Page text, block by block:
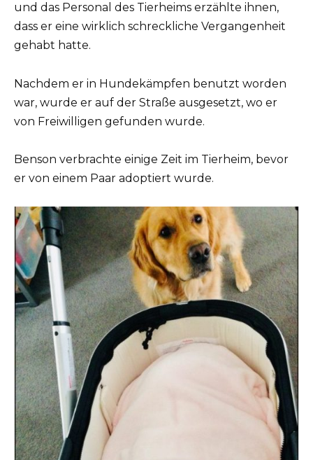
und das Personal des Tierheims erzählte ihnen,
dass er eine wirklich schreckliche Vergangenheit
gehabt hatte.
Nachdem er in Hundekämpfen benutzt worden
war, wurde er auf der Straße ausgesetzt, wo er
von Freiwilligen gefunden wurde.
Benson verbrachte einige Zeit im Tierheim, bevor
er von einem Paar adoptiert wurde.